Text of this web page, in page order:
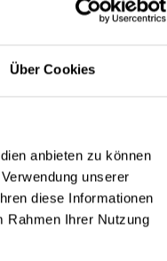
Über Cookies
anbieten zu können
unserer
diese Informationen
Rahmen Ihrer Nutzung
Anlagen handelt.